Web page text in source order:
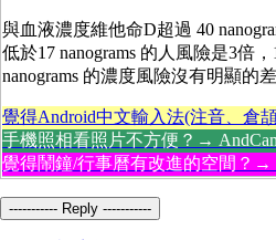
與血液濃度維他命D超過 40
低於17 nanograms 的人風險是3倍
nanograms 的濃度風險沒有明顯的差
覺得Android中文輸入法(注音、倉
手機照相看照片不方便？→
覺得鬧鐘/行事曆有改進的空間？→
----------- Reply -----------